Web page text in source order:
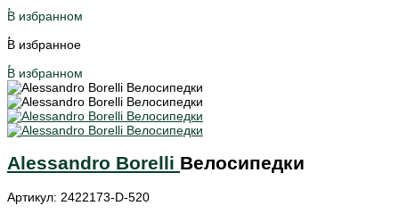
В избранном
В избранное
В избранном
Alessandro Borelli Велосипедки
Артикул: 2422173-D-520